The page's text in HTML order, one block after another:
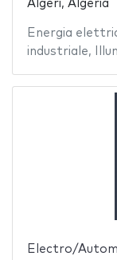
Algeri, Algeria
Energia
industriale,
Electro/